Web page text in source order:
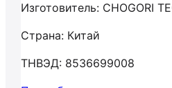
Изготовитель: CHOGORI
Страна: Китай
ТНВЭД: 8536699008